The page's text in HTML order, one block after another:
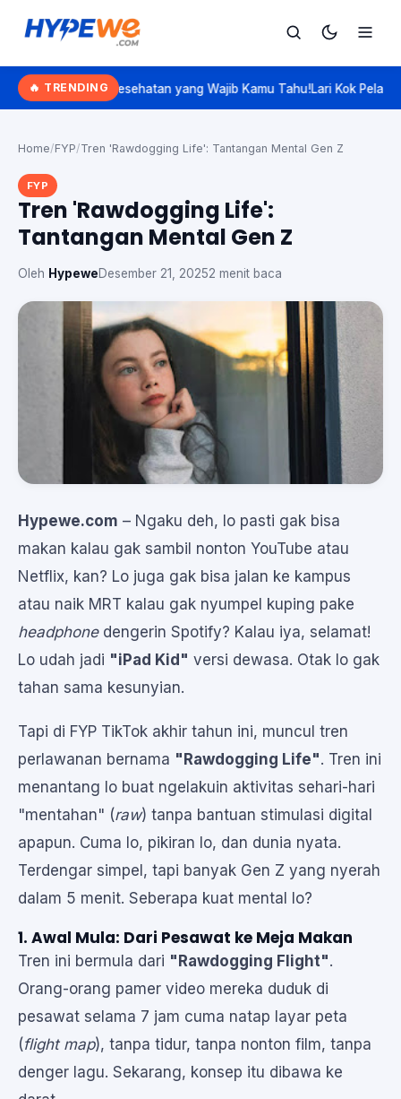
Hypewe.com - Curated Hype. Real Talk.
Cari artikel
🔥 TRENDING
Kesehatan yang Wajib Kamu Tahu!Lari Kok Pelan? Kenalan
Home/FYP/Tren 'Rawdogging Life': Tantangan Mental Gen Z
FYP
Tren 'Rawdogging Life':
Tantangan Mental Gen Z
Oleh HypeweDesember 21, 20252 menit baca
Hypewe.com – Ngaku deh, lo pasti gak bisa
makan kalau gak sambil nonton YouTube atau
Netflix, kan? Lo juga gak bisa jalan ke kampus
atau naik MRT kalau gak nyumpel kuping pake
headphonedengerin Spotify? Kalau iya, selamat!
Lo udah jadi "iPad Kid" versi dewasa. Otak lo gak
tahan sama kesunyian.
Tapi di FYP TikTok akhir tahun ini, muncul tren
perlawanan bernama "Rawdogging Life". Tren ini
menantang lo buat ngelakuin aktivitas sehari-hari
"mentahan" (raw) tanpa bantuan stimulasi digital
apapun. Cuma lo, pikiran lo, dan dunia nyata.
Terdengar simpel, tapi banyak Gen Z yang nyerah
dalam 5 menit. Seberapa kuat mental lo?
1. Awal Mula: Dari Pesawat ke Meja Makan
Tren ini bermula dari "Rawdogging Flight".
Orang-orang pamer video mereka duduk di
pesawat selama 7 jam cuma natap layar peta
(flight map), tanpa tidur, tanpa nonton film, tanpa
denger lagu. Sekarang, konsep itu dibawa ke